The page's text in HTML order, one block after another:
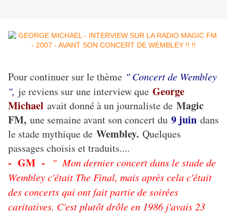
Pour continuer sur le thème " Concert de Wembley
", je reviens sur une interview que George
Michael avait donné à un journaliste de Magic
FM, une semaine avant son concert du 9 juin dans
le stade mythique de Wembley. Quelques
passages choisis et traduits....
- GM -
" Mon dernier concert dans le stade de
Wembley c'était The Final, mais après cela c'était
des concerts qui ont fait partie de soirées
caritatives. C'est plutôt drôle en 1986 j'avais 23